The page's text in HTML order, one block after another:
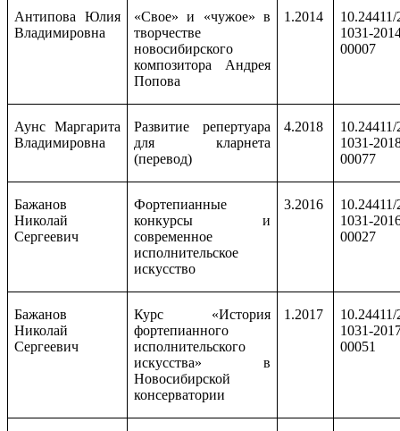
Антипова Юлия
Владимировна
«Свое» и «чужое» в
творчестве
новосибирского
композитора Андрея
Попова
1.2014
1031-
00007
Аунс Маргарита
Владимировна
Развитие репертуара
для кларнета
(перевод)
4.2018
1031-
00077
Бажанов
Николай
Сергеевич
Фортепианные
конкурсы и
современное
исполнительское
искусство
3.2016
1031-
00027
Бажанов
Николай
Сергеевич
Курс «История
фортепианного
исполнительского
искусства» в
Новосибирской
консерватории
1.2017
1031-
00051